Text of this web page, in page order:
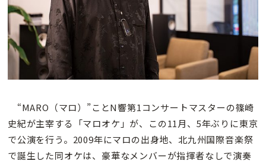
“MARO（マロ）”ことN響第1コンサートマスターの篠崎
史紀が主宰する「マロオケ」が、この11月、5年ぶりに東京
で公演を行う。2009年にマロの出身地、北九州国際音楽祭
で誕生した同オケは、豪華なメンバーが指揮者なしで演奏